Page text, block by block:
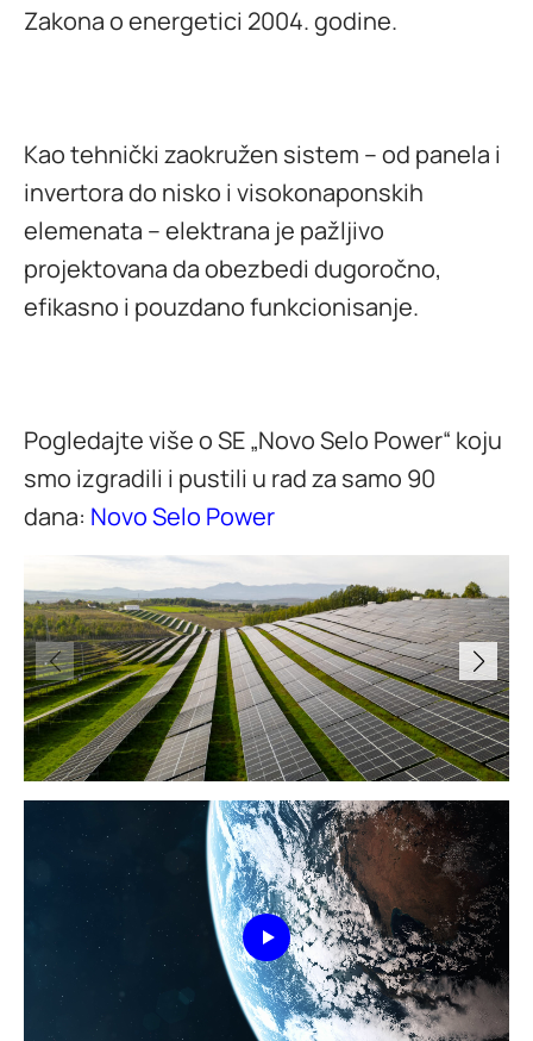
Zakona o energetici 2004. godine.
Kao tehnički zaokružen sistem – od panela i
invertora do nisko i visokonaponskih
elemenata – elektrana je pažljivo
projektovana da obezbedi dugoročno,
efikasno i pouzdano funkcionisanje.
Pogledajte više o SE „Novo Selo Power“ koju
smo izgradili i pustili u rad za samo 90
dana: Novo Selo Power